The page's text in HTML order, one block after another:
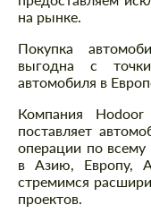
на рынке.
Покупка
выгодна с
автомобиля в
Компания
поставляет
операции по
в Азию, Европу,
стремимся
проектов.